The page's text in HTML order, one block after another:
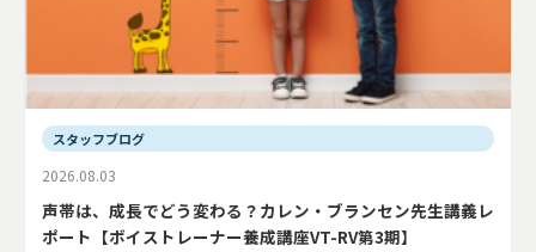
スタッフブログ
2026.08.03
声帯は、成長でどう変わる？カレン・ブランセン先生講義レ
ポート【ボイストレーナー養成講座VT-RV第3期】